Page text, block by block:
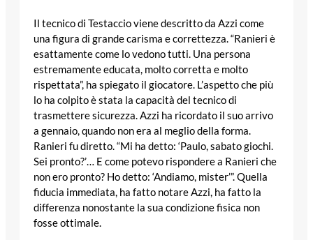
Il tecnico di Testaccio viene descritto da Azzi come
una figura di grande carisma e correttezza. “Ranieri è
esattamente come lo vedono tutti. Una persona
estremamente educata, molto corretta e molto
rispettata”, ha spiegato il giocatore. L’aspetto che più
lo ha colpito è stata la capacità del tecnico di
trasmettere sicurezza. Azzi ha ricordato il suo arrivo
a gennaio, quando non era al meglio della forma.
Ranieri fu diretto. “Mi ha detto: ‘Paulo, sabato giochi.
Sei pronto?’… E come potevo rispondere a Ranieri che
non ero pronto? Ho detto: ‘Andiamo, mister’”. Quella
fiducia immediata, ha fatto notare Azzi, ha fatto la
differenza nonostante la sua condizione fisica non
fosse ottimale.